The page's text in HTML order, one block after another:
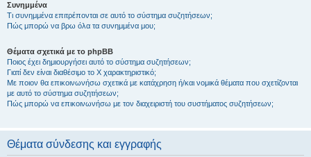
Συνημμένα
Τι συνημμένα επιτρέπονται σε αυτό το σύστημα συζητήσεων;
Πώς μπορώ να βρω όλα τα συνημμένα μου;
Θέματα σχετικά με το phpBB
Ποιος έχει δημιουργήσει αυτό το σύστημα συζητήσεων;
Γιατί δεν είναι διαθέσιμο το Χ χαρακτηριστικό;
Με ποιον θα επικοινωνήσω σχετικά με κατάχρηση ή/και νομικά θέματα που σχετίζονται
με αυτό το σύστημα συζητήσεων;
Πώς μπορώ να επικοινωνήσω με τον διαχειριστή του συστήματος συζητήσεων;
Θέματα σύνδεσης και εγγραφής